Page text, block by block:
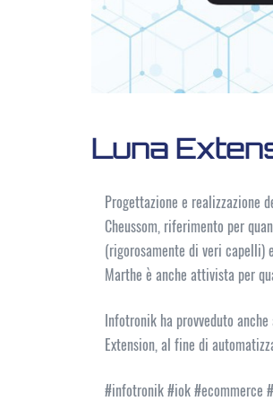
Luna
Progettazione e realizzazione
Cheussom, riferimento per
(rigorosamente di veri
Marthe è anche attivista per
Infotronik ha provveduto
Extension, al fine di
#infotronik #iok #ecommerce